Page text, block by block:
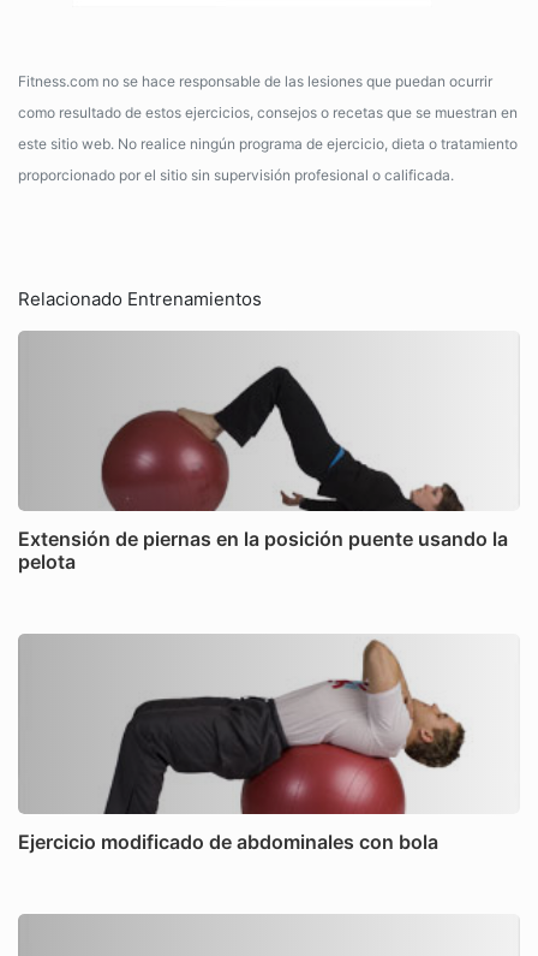
Fitness.com no se hace responsable de las lesiones que puedan ocurrir
como resultado de estos ejercicios, consejos o recetas que se muestran en
este sitio web. No realice ningún programa de ejercicio, dieta o tratamiento
proporcionado por el sitio sin supervisión profesional o calificada.
Relacionado Entrenamientos
Extensión de piernas en la posición puente usando la
pelota
Ejercicio modificado de abdominales con bola